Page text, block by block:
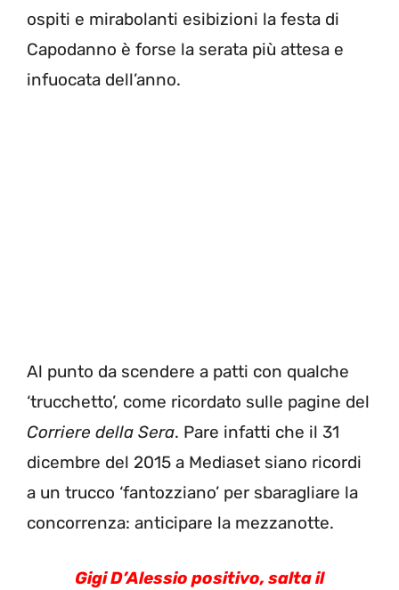
ospiti e mirabolanti esibizioni la festa di
Capodanno è forse la serata più attesa e
infuocata dell’anno.
Al punto da scendere a patti con qualche
‘trucchetto’, come ricordato sulle pagine del
Corriere della Sera. Pare infatti che il 31
dicembre del 2015 a Mediaset siano ricordi
a un trucco ‘fantozziano’ per sbaragliare la
concorrenza: anticipare la mezzanotte.
Gigi D’Alessio positivo, salta il